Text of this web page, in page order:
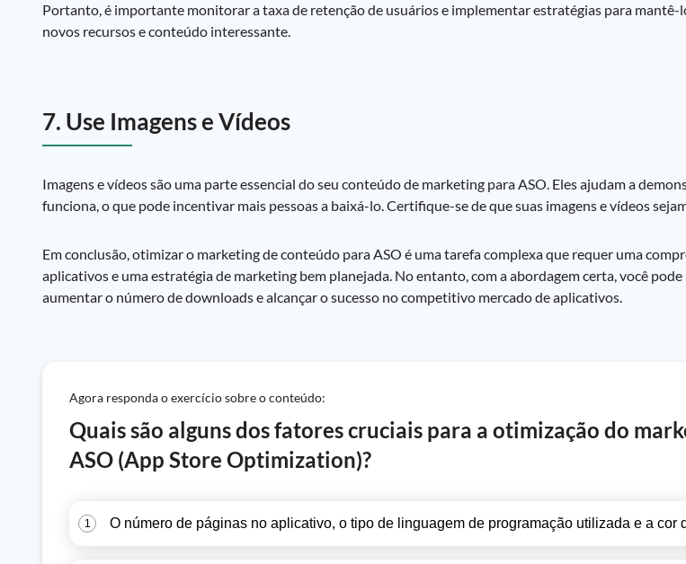
Portanto, é importante monitorar a taxa de retenção de usuários e implementar estratégias para mantê-
novos recursos e conteúdo interessante.
7. Use Imagens e Vídeos
Imagens e vídeos são uma parte essencial do seu conteúdo de marketing para ASO. Eles ajudam a
funciona, o que pode incentivar mais pessoas a baixá-lo. Certifique-se de que suas imagens e vídeos
Em conclusão, otimizar o marketing de conteúdo para ASO é uma tarefa complexa que requer uma
aplicativos e uma estratégia de marketing bem planejada. No entanto, com a abordagem certa, você
aumentar o número de downloads e alcançar o sucesso no competitivo mercado de aplicativos.
Agora responda o exercício sobre o conteúdo:
Quais são alguns dos fatores cruciais para a otimização do
ASO (App Store Optimization)?
1 O número de páginas no aplicativo, o tipo de linguagem de programação utilizada e a cor